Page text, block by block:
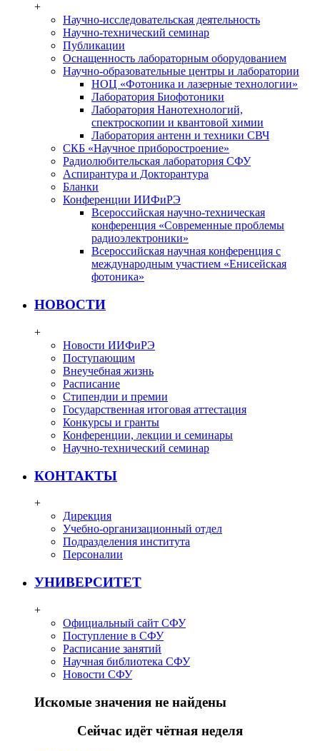
+
Научно-исследовательская деятельность
Научно-технический семинар
Публикации
Оснащенность лабораторным оборудованием
Научно-образовательные центры и лаборатории
НОЦ «Фотоника и лазерные технологии»
Лаборатория Биофотоники
Лаборатория Нанотехнологий,
спектроскопии и квантовой химии
Лаборатория антенн и техники СВЧ
СКБ «Научное приборостроение»
Радиолюбительская лаборатория СФУ
Аспирантура и Докторантура
Бланки
Конференции ИИФиРЭ
Всероссийская научно-техническая
конференция «Современные проблемы
радиоэлектроники»
Всероссийская научная конференция с
международным участием «Енисейская
фотоника»
НОВОСТИ
+
Новости ИИФиРЭ
Поступающим
Внеучебная жизнь
Расписание
Стипендии и премии
Государственная итоговая аттестация
Конкурсы и гранты
Конференции, лекции и семинары
Научно-технический семинар
КОНТАКТЫ
+
Дирекция
Учебно-организационный отдел
Подразделения института
Персоналии
УНИВЕРСИТЕТ
+
Официальный сайт СФУ
Поступление в СФУ
Расписание занятий
Научная библиотека СФУ
Новости СФУ
Искомые значения не найдены
Сейчас идёт чётная неделя